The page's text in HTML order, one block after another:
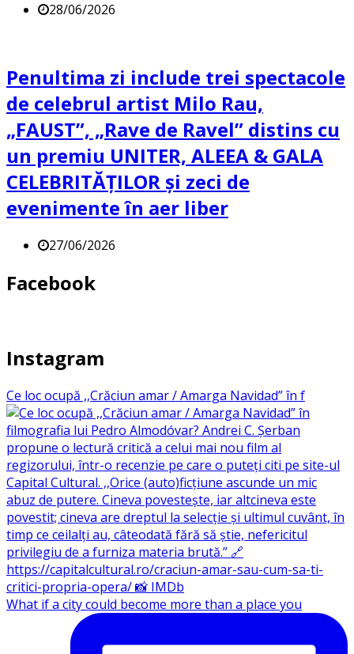
28/06/2026
Penultima zi include trei spectacole
de celebrul artist Milo Rau,
„FAUST”, „Rave de Ravel” distins cu
un premiu UNITER, ALEEA & GALA
CELEBRITĂȚILOR și zeci de
evenimente în aer liber
27/06/2026
Facebook
Instagram
Ce loc ocupă ,,Crăciun amar / Amarga Navidad” în f
What if a city could become more than a place you